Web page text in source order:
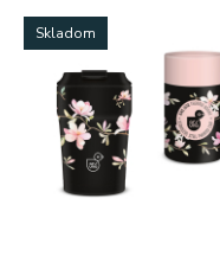
Skladom